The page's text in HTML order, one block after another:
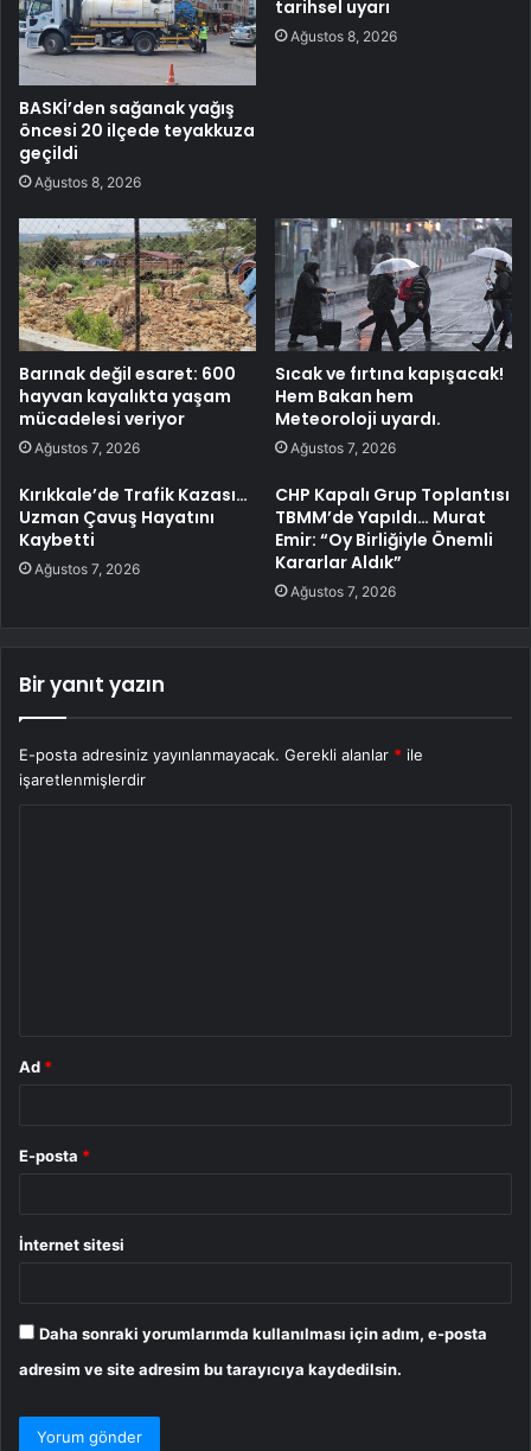
BASKİ’den sağanak yağış
öncesi 20 ilçede teyakkuza
geçildi
Ağustos 8, 2026
tarihsel uyarı
Ağustos 8, 2026
Barınak değil esaret: 600
hayvan kayalıkta yaşam
mücadelesi veriyor
Ağustos 7, 2026
Sıcak ve fırtına kapışacak!
Hem Bakan hem
Meteoroloji uyardı.
Ağustos 7, 2026
Kırıkkale’de Trafik Kazası…
Uzman Çavuş Hayatını
Kaybetti
Ağustos 7, 2026
CHP Kapalı Grup Toplantısı
TBMM’de Yapıldı… Murat
Emir: “Oy Birliğiyle Önemli
Kararlar Aldık”
Ağustos 7, 2026
Bir yanıt yazın
E-posta adresiniz yayınlanmayacak. Gerekli alanlar * ile
işaretlenmişlerdir
Ad *
E-posta *
İnternet sitesi
Daha sonraki yorumlarımda kullanılması için adım, e-posta
adresim ve site adresim bu tarayıcıya kaydedilsin.